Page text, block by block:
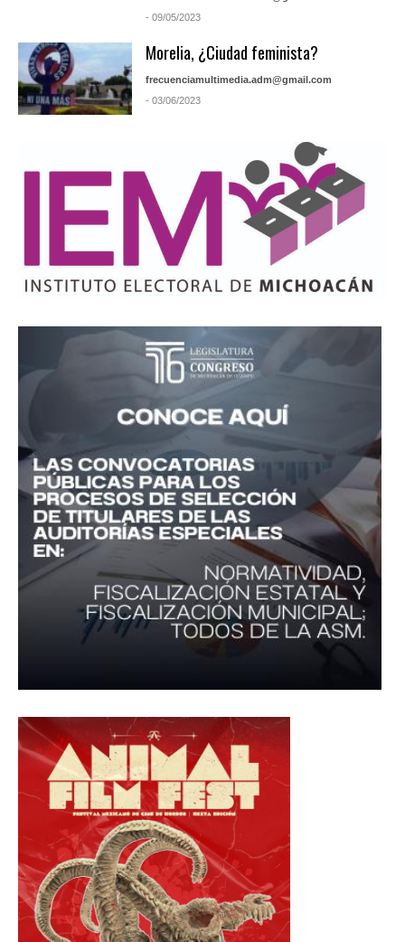
- 09/05/2023
Morelia, ¿Ciudad feminista?
frecuenciamultimedia.adm@gmail.com
- 03/06/2023